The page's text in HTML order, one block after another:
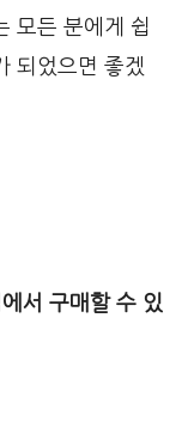
모든 분에게 쉽
되었으면 좋겠
서 구매할 수 있